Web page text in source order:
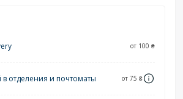
от 100 ₴
отделения и почтоматы от 75 ₴